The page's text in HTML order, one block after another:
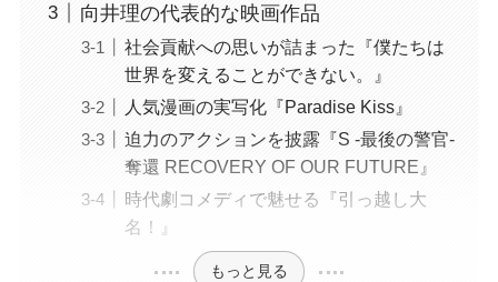
向井理の代表的な映画作品
社会貢献への思いが詰まった『僕たちは
世界を変えることができない。』
人気漫画の実写化『Paradise Kiss』
迫力のアクションを披露『S -最後の警官-
奪還 RECOVERY OF OUR FUTURE』
時代劇コメディで魅せる『引っ越し大
名！』
もっと見る